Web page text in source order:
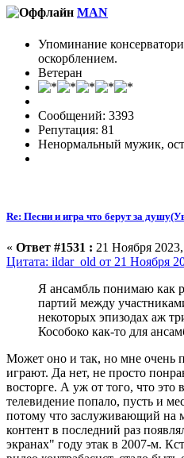
MAN
Упоминание
оскорблением.
Ветеран
Сообщений: 3393
Репутация: 81
Ненормальный мужик,
Re: Песни и игра что берут за
« Ответ #1531 : 21 Ноября
Цитата: ildar_old от 21 Ноября
Я ансамбль понимаю как
партий между
некоторых эпизодах аж
Кособоко как-то для
Может оно и так, но мне очень
играют. Да нет, не просто
восторге. А уж от того, что это
телевидение попало, пусть и
потому что заслуживающий на
контент в последний раз
экранах" году этак в 2007-м.